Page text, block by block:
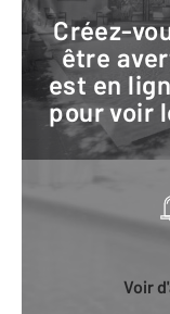
Créez-vous une alerte mail pour
être
est en
pour voir
Voir